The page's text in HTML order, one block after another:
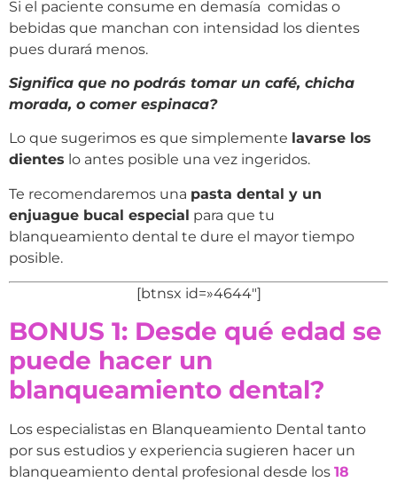
Si el paciente consume en demasía comidas o
bebidas que manchan con intensidad los dientes
pues durará menos.
Significa que no podrás tomar un café, chicha
morada, o comer espinaca?
Lo que sugerimos es que simplemente lavarse los
dientes lo antes posible una vez ingeridos.
Te recomendaremos una pasta dental y un
enjuague bucal especial para que tu
blanqueamiento dental te dure el mayor tiempo
posible.
[btnsx id=»4644″]
BONUS 1: Desde qué edad se
puede hacer un
blanqueamiento dental?
Los especialistas en Blanqueamiento Dental tanto
por sus estudios y experiencia sugieren hacer un
blanqueamiento dental profesional desde los 18